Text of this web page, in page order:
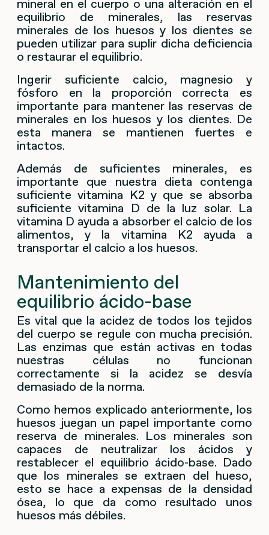
mineral en el cuerpo o una alteración en el
equilibrio de minerales, las reservas
minerales de los huesos y los dientes se
pueden utilizar para suplir dicha deficiencia
o restaurar el equilibrio.
Ingerir suficiente calcio, magnesio y
fósforo en la proporción correcta es
importante para mantener las reservas de
minerales en los huesos y los dientes. De
esta manera se mantienen fuertes e
intactos.
Además de suficientes minerales, es
importante que nuestra dieta contenga
suficiente vitamina K2 y que se absorba
suficiente vitamina D de la luz solar. La
vitamina D ayuda a absorber el calcio de los
alimentos, y la vitamina K2 ayuda a
transportar el calcio a los huesos.
Mantenimiento del
equilibrio ácido-base
Es vital que la acidez de todos los tejidos
del cuerpo se regule con mucha precisión.
Las enzimas que están activas en todas
nuestras células no funcionan
correctamente si la acidez se desvía
demasiado de la norma.
Como hemos explicado anteriormente, los
huesos juegan un papel importante como
reserva de minerales. Los minerales son
capaces de neutralizar los ácidos y
restablecer el equilibrio ácido-base. Dado
que los minerales se extraen del hueso,
esto se hace a expensas de la densidad
ósea, lo que da como resultado unos
huesos más débiles.